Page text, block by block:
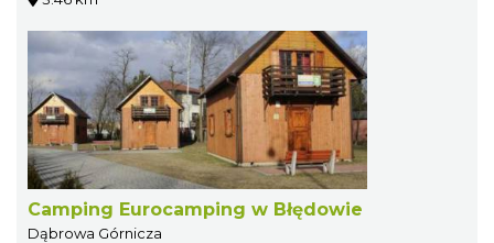
Camping Eurocamping w Błędowie
Dąbrowa Górnicza